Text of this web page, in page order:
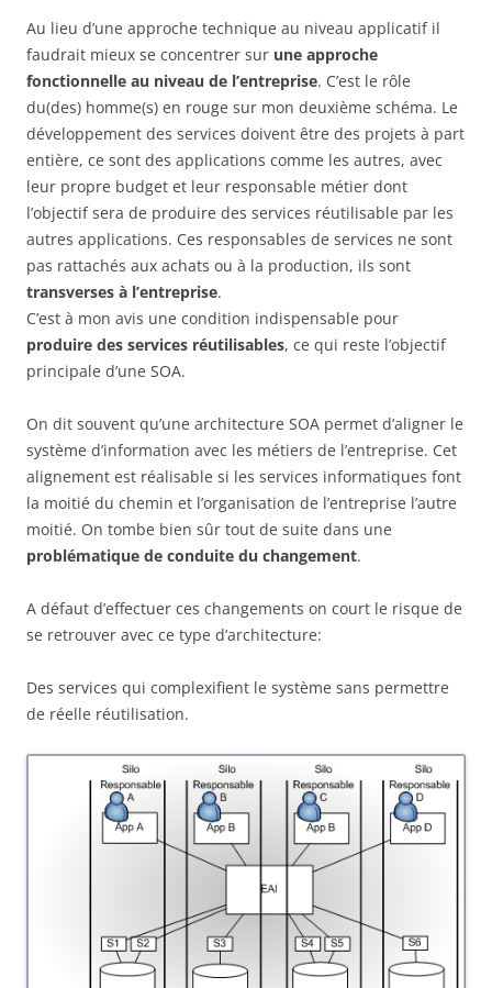
Au lieu d’une approche technique au niveau applicatif il
faudrait mieux se concentrer sur une approche
fonctionnelle au niveau de l’entreprise. C’est le rôle
du(des) homme(s) en rouge sur mon deuxième schéma. Le
développement des services doivent être des projets à part
entière, ce sont des applications comme les autres, avec
leur propre budget et leur responsable métier dont
l’objectif sera de produire des services réutilisable par les
autres applications. Ces responsables de services ne sont
pas rattachés aux achats ou à la production, ils sont
transverses à l’entreprise.
C’est à mon avis une condition indispensable pour
produire des services réutilisables, ce qui reste l’objectif
principale d’une SOA.
On dit souvent qu’une architecture SOA permet d’aligner le
système d’information avec les métiers de l’entreprise. Cet
alignement est réalisable si les services informatiques font
la moitié du chemin et l’organisation de l’entreprise l’autre
moitié. On tombe bien sûr tout de suite dans une
problématique de conduite du changement.
A défaut d’effectuer ces changements on court le risque de
se retrouver avec ce type d’architecture:
Des services qui complexifient le système sans permettre
de réelle réutilisation.